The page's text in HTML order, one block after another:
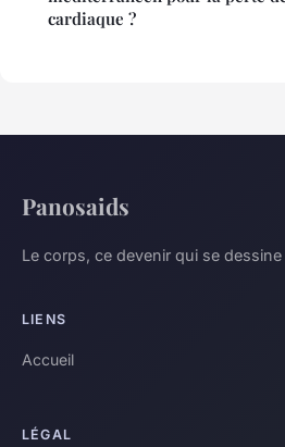
cardiaque ?
Panosaids
Le corps, ce devenir qui se
LIENS
Accueil
LÉGAL